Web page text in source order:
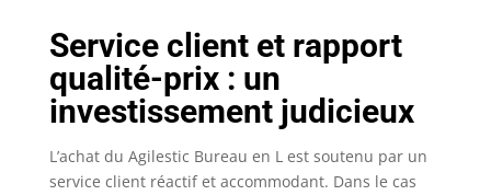
instructions
d'installation et les
outils sont inclus dans
le colis, et des vidéos
d'installation sont
fournies à titre de
référence. Si vous avez
Service client et rapport
qualité-prix : un
investissement judicieux
L’achat du Agilestic Bureau en L est soutenu par un
service client réactif et accommodant. Dans le cas